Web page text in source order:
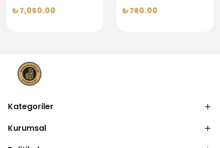
₺ 7,050.00 ₺ 760.00
Kategoriler
Kurumsal